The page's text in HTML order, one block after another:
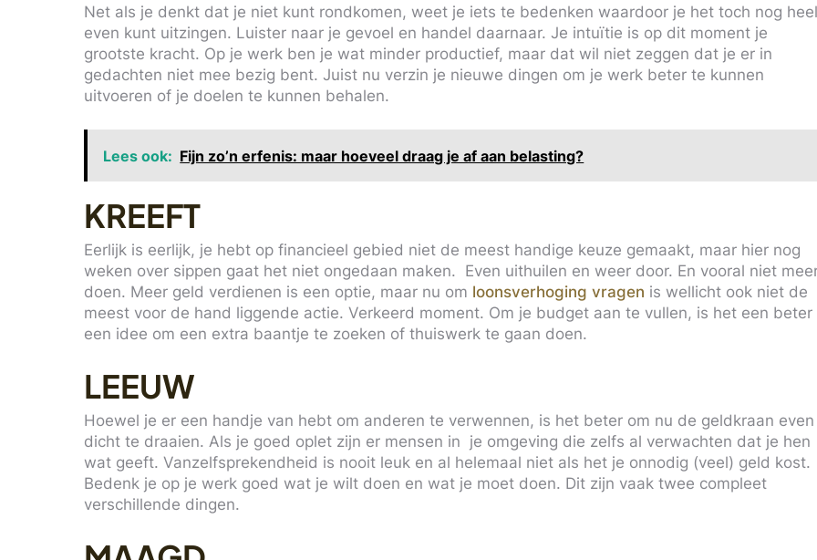
Net als je denkt dat je niet kunt rondkomen, weet je iets te bedenken waardoor je het toch nog heel
even kunt uitzingen. Luister naar je gevoel en handel daarnaar. Je intuïtie is op dit moment je
grootste kracht. Op je werk ben je wat minder productief, maar dat wil niet zeggen dat je er in
gedachten niet mee bezig bent. Juist nu verzin je nieuwe dingen om je werk beter te kunnen
uitvoeren of je doelen te kunnen behalen.
Lees ook: Fijn zo’n erfenis: maar hoeveel draag je af aan belasting?
KREEFT
Eerlijk is eerlijk, je hebt op financieel gebied niet de meest handige keuze gemaakt, maar hier nog
weken over sippen gaat het niet ongedaan maken. Even uithuilen en weer door. En vooral niet
doen. Meer geld verdienen is een optie, maar nu om loonsverhoging vragen is wellicht ook niet de
meest voor de hand liggende actie. Verkeerd moment. Om je budget aan te vullen, is het een beter
een idee om een extra baantje te zoeken of thuiswerk te gaan doen.
LEEUW
Hoewel je er een handje van hebt om anderen te verwennen, is het beter om nu de geldkraan even
dicht te draaien. Als je goed oplet zijn er mensen in je omgeving die zelfs al verwachten dat je hen
wat geeft. Vanzelfsprekendheid is nooit leuk en al helemaal niet als het je onnodig (veel) geld kost.
Bedenk je op je werk goed wat je wilt doen en wat je moet doen. Dit zijn vaak twee compleet
verschillende dingen.